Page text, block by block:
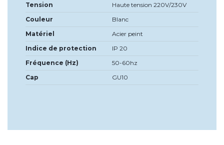
Tension
Haute tension 220V/230V
Couleur
Blanc
Matériel
Acier peint
Indice de protection
IP 20
Fréquence (Hz)
50-60hz
Cap
GU10